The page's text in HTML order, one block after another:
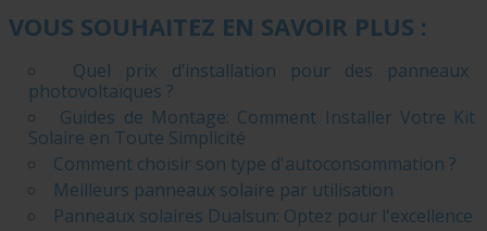
VOUS SOUHAITEZ EN SAVOIR PLUS :
Quel prix d’installation pour des panneaux
photovoltaïques ?
Guides de Montage: Comment Installer Votre Kit
Solaire en Toute Simplicité
Comment choisir son type d'autoconsommation ?
Meilleurs panneaux solaire par utilisation
Panneaux solaires Dualsun: Optez pour l'excellence